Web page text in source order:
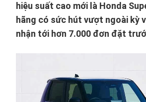
hiệu suất cao mới là Honda
hãng có sức hút vượt ngoài kỳ
nhận tới hơn 7.000 đơn đặt